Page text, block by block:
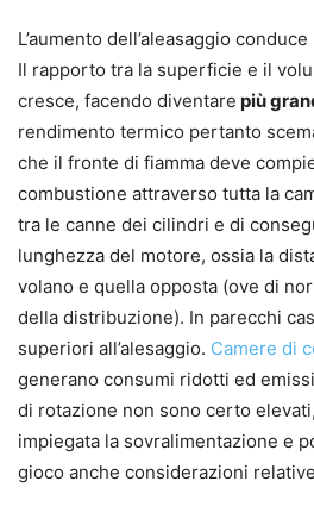
L’aumento dell’aleasaggio
Il rapporto tra la superficie e il
cresce, facendo diventare più
rendimento termico pertanto
che il fronte di fiamma deve
combustione attraverso tutta la
tra le canne dei cilindri e di
lunghezza del motore, ossia la
volano e quella opposta (ove di
della distribuzione). In parecchi
superiori all’alesaggio. Camere di
generano consumi ridotti ed
di rotazione non sono certo
impiegata la sovralimentazione e
gioco anche considerazioni